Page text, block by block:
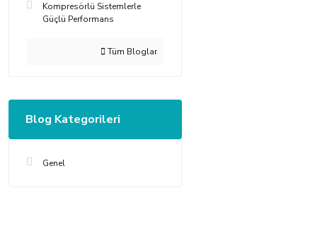
Kompresörlü Sistemlerle
Güçlü Performans
Tüm Bloglar
Blog Kategorileri
Genel